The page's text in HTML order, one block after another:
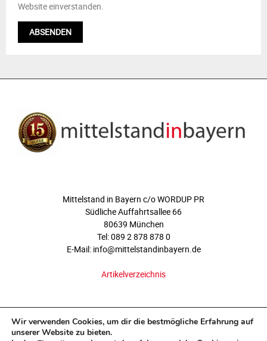
Website einverstanden.
Mittelstand in Bayern c/o WORDUP PR
Südliche Auffahrtsallee 66
80639 München
Tel: 089 2 878 878 0
E-Mail: info@mittelstandinbayern.de
Artikelverzeichnis
Wir verwenden Cookies, um dir die bestmögliche Erfahrung auf
unserer Website zu bieten.